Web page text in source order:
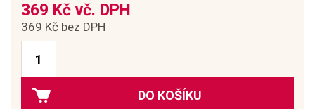
369 Kč vč. DPH
369 Kč bez DPH
DO KOŠÍKU